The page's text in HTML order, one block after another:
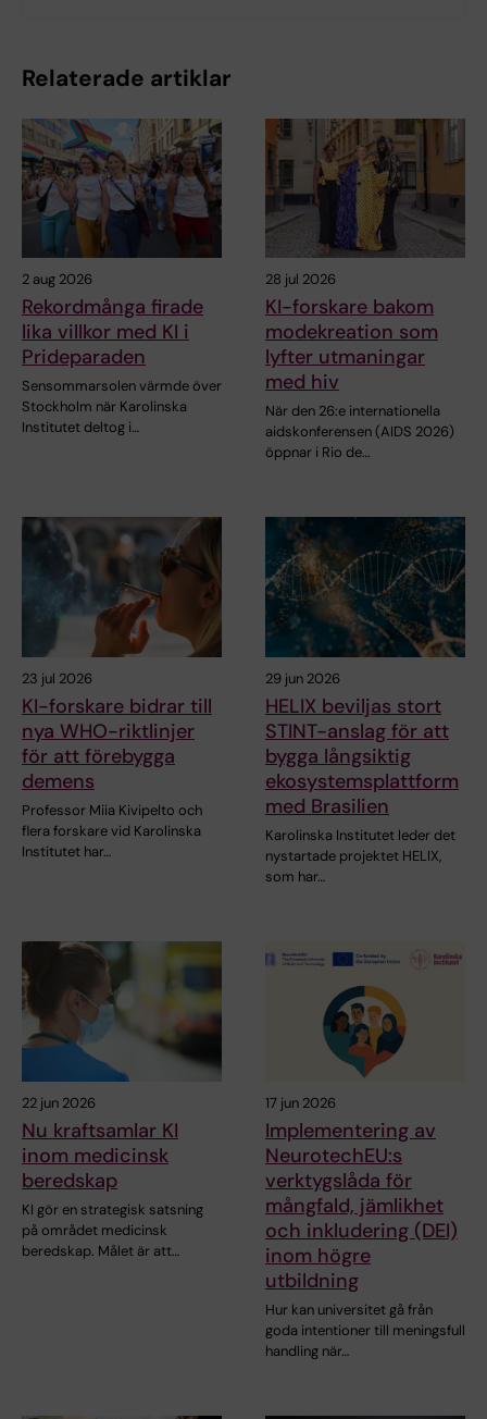
Relaterade artiklar
2 aug 2026
Rekordmånga firade
lika villkor med KI i
Prideparaden
Sensommarsolen värmde över
Stockholm när Karolinska
Institutet deltog i…
28 jul 2026
KI-forskare bakom
modekreation som
lyfter utmaningar
med hiv
När den 26:e internationella
aidskonferensen (AIDS 2026)
öppnar i Rio de…
23 jul 2026
KI-forskare bidrar till
nya WHO-riktlinjer
för att förebygga
demens
Professor Miia Kivipelto och
flera forskare vid Karolinska
Institutet har…
29 jun 2026
HELIX beviljas stort
STINT-anslag för att
bygga långsiktig
ekosystemsplattform
med Brasilien
Karolinska Institutet leder det
nystartade projektet HELIX,
som har…
22 jun 2026
Nu kraftsamlar KI
inom medicinsk
beredskap
KI gör en strategisk satsning
på området medicinsk
beredskap. Målet är att…
17 jun 2026
Implementering av
NeurotechEU:s
verktygslåda för
mångfald, jämlikhet
och inkludering (DEI)
inom högre
utbildning
Hur kan universitet gå från
goda intentioner till meningsfull
handling när…